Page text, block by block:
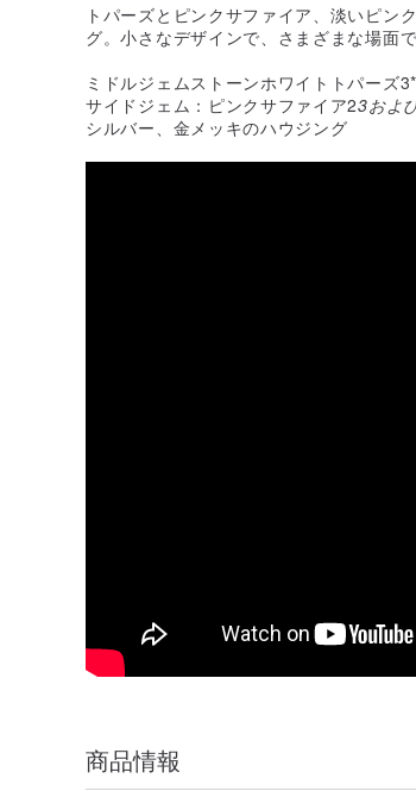
トパーズとピンクサファイア、淡いピン
グ。小さなデザインで、さまざまな場面で
ミドルジェムストーンホワイトトパーズ
サイドジェム：ピンクサファイア23およ
シルバー、金メッキのハウジング
商品情報